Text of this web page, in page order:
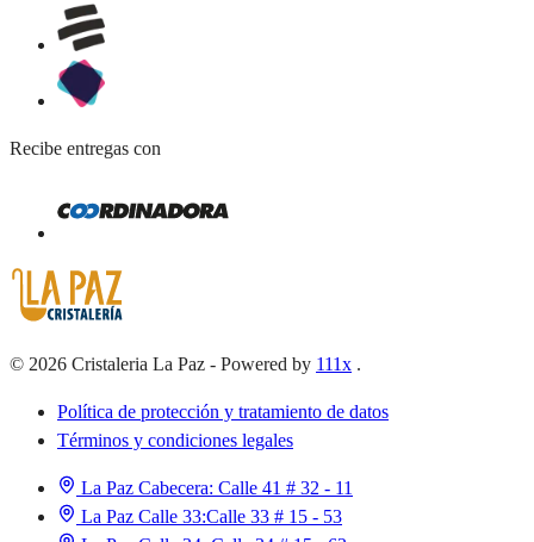
Recibe entregas con
© 2026 Cristaleria La Paz - Powered by 111x .
Política de protección y tratamiento de datos
Términos y condiciones legales
La Paz Cabecera: Calle 41 # 32 - 11
La Paz Calle 33:Calle 33 # 15 - 53